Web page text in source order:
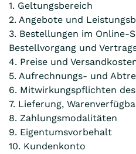
1. Geltungsbereich
2. Angebote und
3. Bestellungen im Online-
Bestellvorgang und
4. Preise und
5. Aufrechnungs- und
6. Mitwirkungspflichten
7. Lieferung,
8. Zahlungsmodalitäten
9. Eigentumsvorbehalt
10. Kundenkonto